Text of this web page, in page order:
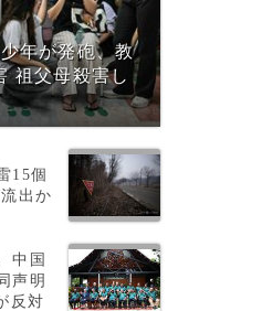
年が発砲、教
祖父母殺害し
15個
出か
中国
声明
反対